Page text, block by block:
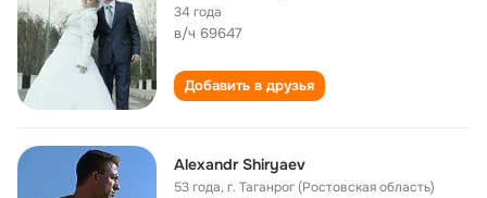
34 года
в/ч 69647
Добавить в друзья
Alexandr Shiryaev
53 года,г. Таганрог (Ростовская область)